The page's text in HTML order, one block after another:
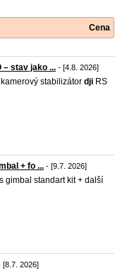
Cena
– stav jako ... - [4.8. 2026]
stabilizátor dji RS
+ fo ... - [9.7. 2026]
gimbal standart kit + další
[8.7. 2026]